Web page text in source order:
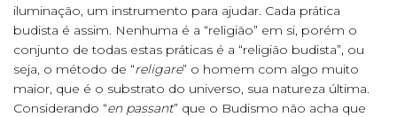
iluminação, um instrumento para ajudar. Cada prática
budista é assim. Nenhuma é a “religião” em si, porém o
conjunto de todas estas práticas é a “religião budista”, ou
seja, o método de “religare” o homem com algo muito
maior, que é o substrato do universo, sua natureza última.
Considerando “en passant” que o Budismo não acha que